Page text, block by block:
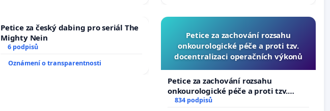
Petice za český dabing pro seriál The
Mighty Nein
6 podpisů
Oznámení o transparentnosti
Petice za zachování rozsahu
onkourologické péče a proti tzv.
docentralizaci operačních výkonů
Petice za zachování rozsahu
onkourologické péče a proti tzv.
docentralizaci operačních výkonů
834 podpisů